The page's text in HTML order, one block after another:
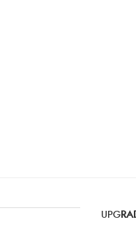
UPG